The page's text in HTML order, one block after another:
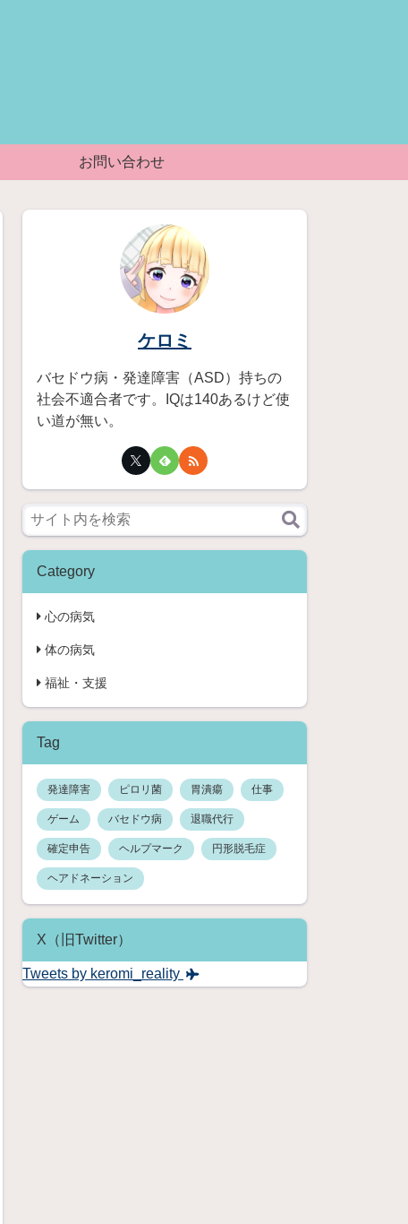
お問い合わせ
ケロミ
バセドウ病・発達障害（ASD）持ちの
社会不適合者です。IQは140あるけど使
い道が無い。
Category
心の病気
体の病気
福祉・支援
Tag
発達障害 ピロリ菌 胃潰瘍 仕事
ゲーム バセドウ病 退職代行
確定申告 ヘルプマーク 円形脱毛症
ヘアドネーション
X（旧Twitter）
Tweets by keromi_reality